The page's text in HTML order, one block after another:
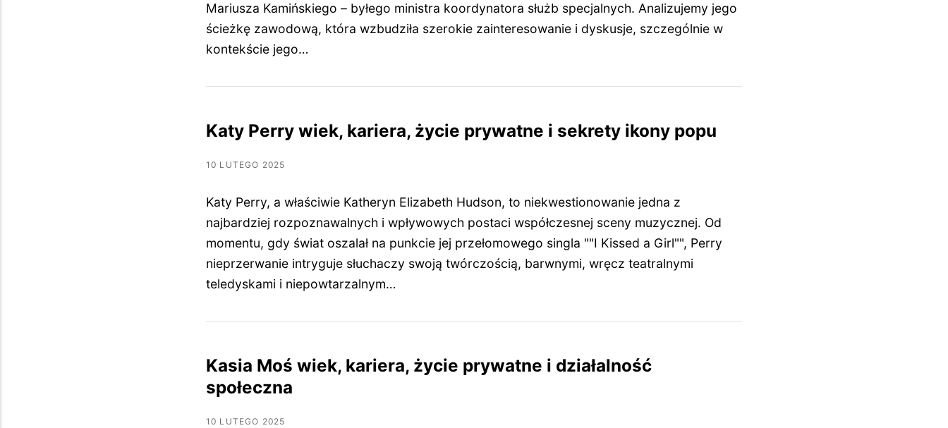
Mariusza Kamińskiego – byłego ministra koordynatora służb specjalnych. Analizujemy jego
ścieżkę zawodową, która wzbudziła szerokie zainteresowanie i dyskusje, szczególnie w
kontekście jego…
Katy Perry wiek, kariera, życie prywatne i sekrety ikony popu
10 LUTEGO 2025
Katy Perry, a właściwie Katheryn Elizabeth Hudson, to niekwestionowanie jedna z
najbardziej rozpoznawalnych i wpływowych postaci współczesnej sceny muzycznej. Od
momentu, gdy świat oszalał na punkcie jej przełomowego singla ""I Kissed a Girl"", Perry
nieprzerwanie intryguje słuchaczy swoją twórczością, barwnymi, wręcz teatralnymi
teledyskami i niepowtarzalnym…
Kasia Moś wiek, kariera, życie prywatne i działalność
społeczna
10 LUTEGO 2025